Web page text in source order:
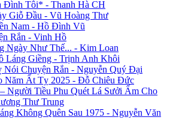
Đình Tôi* - Thanh Hà CH
Giỗ Đầu - Vũ Hoàng Thư
Nam - Hồ Đình Vũ
Rắn - Vinh Hồ
Ngày Như Thế... - Kim Loan
Láng Giềng - Trịnh Anh Khôi
Chuyện Rắn - Nguyễn Quý Đại
Năm Ất Tỵ 2025 - Đỗ Chiêu Đức
Người Tiều Phu Quét Lá Sưởi Ấm Cho
Thư Trung
Không Quên Sau 1975 - Nguyễn Văn